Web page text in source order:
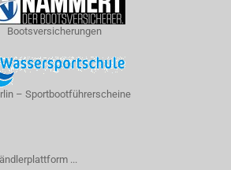
Bootsversicherungen
– Sportbootführerscheine
...